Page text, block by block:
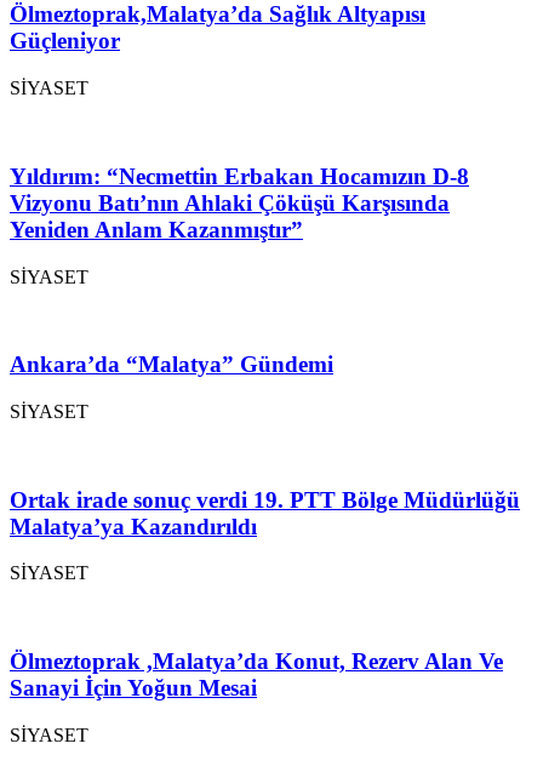
Ölmeztoprak,Malatya’da Sağlık Altyapısı
Güçleniyor
SİYASET
Yıldırım: “Necmettin Erbakan Hocamızın D-8
Vizyonu Batı’nın Ahlaki Çöküşü Karşısında
Yeniden Anlam Kazanmıştır”
SİYASET
Ankara’da “Malatya” Gündemi
SİYASET
Ortak irade sonuç verdi 19. PTT Bölge Müdürlüğü
Malatya’ya Kazandırıldı
SİYASET
Ölmeztoprak ,Malatya’da Konut, Rezerv Alan Ve
Sanayi İçin Yoğun Mesai
SİYASET